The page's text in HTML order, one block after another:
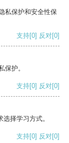
私保护和安全性保
支持[0] 反对[0]
保护。
支持[0] 反对[0]
择学习方式。
支持[0] 反对[0]